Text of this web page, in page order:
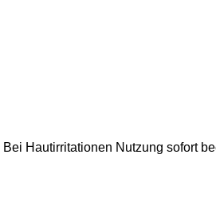
Bei Hautirritationen Nutzung sofort